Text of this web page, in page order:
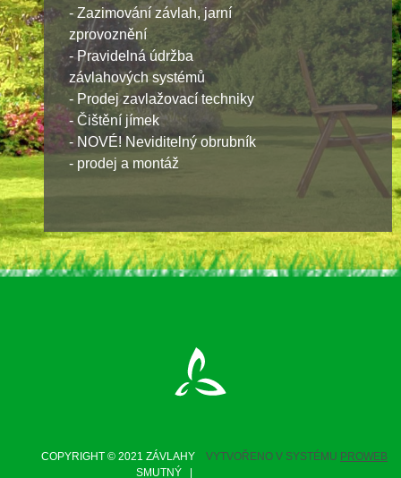
- Zazimování závlah, jarní
zprovoznění
- Pravidelná údržba
závlahových systémů
- Prodej zavlažovací techniky
- Čištění jímek
- NOVÉ! Neviditelný obrubník
- prodej a montáž
COPYRIGHT © 2021 ZÁVLAHY
SMUTNÝ |
VYTVOŘENO V SYSTÉMU PROWEB